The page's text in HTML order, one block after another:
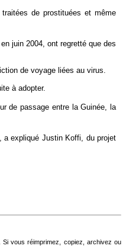
de prostituées et même
juin 2004, ont regretté que des
de voyage liées au virus.
à adopter.
de passage entre la Guinée, la
a expliqué Justin Koffi, du projet
vous réimprimez, copiez, archivez ou